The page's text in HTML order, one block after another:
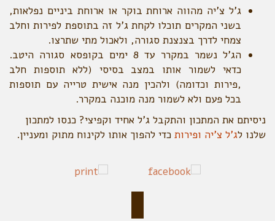
ג'ל צ'יה מהווה ארוחת בוקר או ארוחת ביניים נפלאות,
בשני המקרים תוכלו לקחת ג'ל זה בתוספת לפירות וחלב
צמחי לדרך בצנצנת סגורה, ולאכול מתי שתרצו.
הג'ל נשמר במקרר עד 8 ימים בקופסא סגורה היטב.
כדאי לשמור אותו במצב בסיסי (ללא תוספות חלב
,פירות וכדומה) ולהכין מנה אישית טרייה עם תוספות
בכל פעם ולא לשמור מנה מוכנה במקרר.
ניסיתם את המתכון והתקבל ג'ל אחיד וקפיצי? כנסו למתכון
שלנו לג'ל צ'יה ופירות כדי להפוך אותו לקינוח מתוק ומעניין.